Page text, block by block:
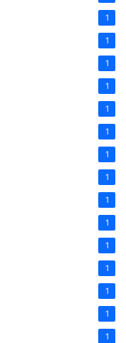
1
1
1
1
1
1
1
1
1
1
1
1
1
1
1